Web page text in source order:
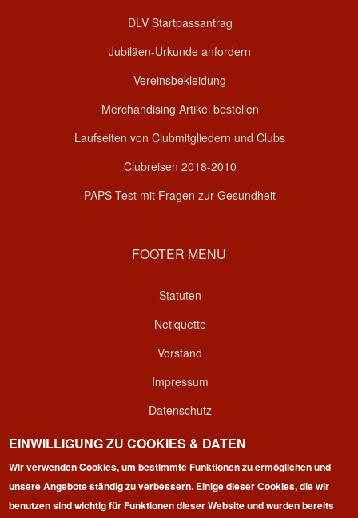
DLV Startpassantrag
Jubiläen-Urkunde anfordern
Vereinsbekleidung
Merchandising Artikel bestellen
Laufseiten von Clubmitgliedern und Clubs
Clubreisen 2018-2010
PAPS-Test mit Fragen zur Gesundheit
FOOTER MENU
Statuten
Netiquette
Vorstand
Impressum
Datenschutz
Kontakt
Login
EINWILLIGUNG ZU COOKIES & DATEN
Wir verwenden Cookies, um bestimmte Funktionen zu ermöglichen und
unsere Angebote ständig zu verbessern. Einige dieser Cookies, die wir
benutzen sind wichtig für Funktionen dieser Website und wurden bereits